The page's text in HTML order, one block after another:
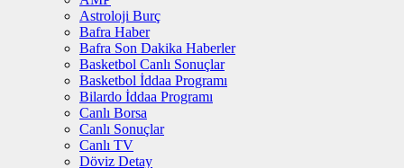
Astroloji Burç
Bafra Haber
Bafra Son Dakika Haberler
Basketbol Canlı Sonuçlar
Basketbol İddaa Programı
Bilardo İddaa Programı
Canlı Borsa
Canlı Sonuçlar
Canlı TV
Döviz Detay